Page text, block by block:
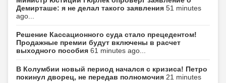
Демирташе: я не делал такого заявления 51 minutes
ago...
Решение Кассационного суда стало прецедентом!
Продажные премии будут включены в расчет
выходного пособия 61 minutes ago...
В Колумбии новый период начался с кризиса! Петро
покинул дворец, не передав полномочия 21 minutes